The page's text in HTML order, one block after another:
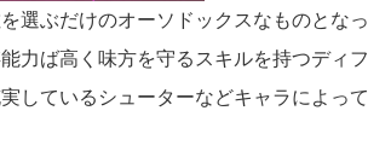
選ぶだけのオーソドックスなものとな
ば高く味方を守るスキルを持つディ
しているシューターなどキャラによっ